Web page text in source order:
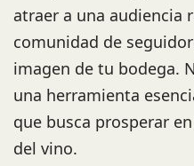
atraer a una audiencia
comunidad de
imagen de tu bodega.
una herramienta
que busca prosperar
del vino.